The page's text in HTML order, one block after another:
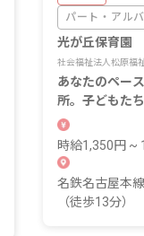
パート・アルバ
光が丘保育園
社会福祉法人松原福祉
あなたのペー
所。子どもた
に見守りません
時給1,350円 ~
名鉄名古屋本線
（徒歩13分）